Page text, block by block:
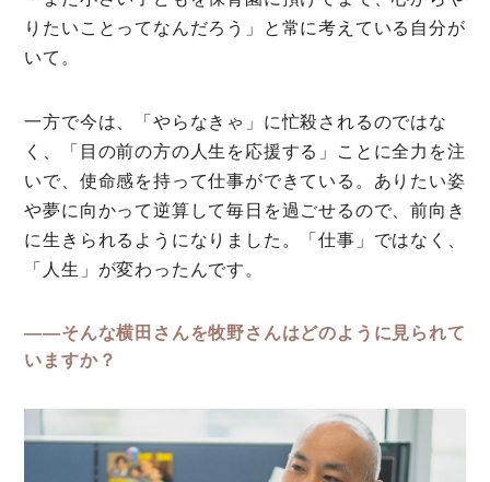
りたいことってなんだろう」と常に考えている自分が
いて。
一方で今は、「やらなきゃ」に忙殺されるのではな
く、「目の前の方の人生を応援する」ことに全力を注
いで、使命感を持って仕事ができている。ありたい姿
や夢に向かって逆算して毎日を過ごせるので、前向き
に生きられるようになりました。「仕事」ではなく、
「人生」が変わったんです。
――そんな横田さんを牧野さんはどのように見られて
いますか？